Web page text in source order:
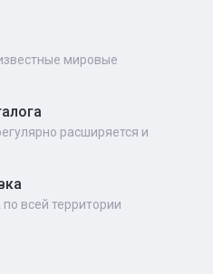
мировые
расширяется и
всей территории